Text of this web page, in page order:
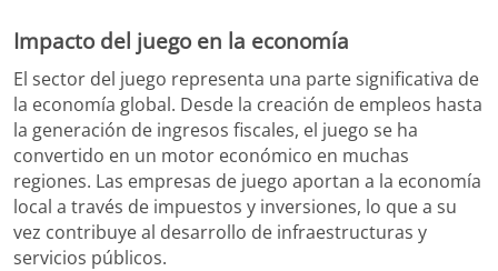
Impacto del juego en la economía
El sector del juego representa una parte significativa de
la economía global. Desde la creación de empleos hasta
la generación de ingresos fiscales, el juego se ha
convertido en un motor económico en muchas
regiones. Las empresas de juego aportan a la economía
local a través de impuestos y inversiones, lo que a su
vez contribuye al desarrollo de infraestructuras y
servicios públicos.